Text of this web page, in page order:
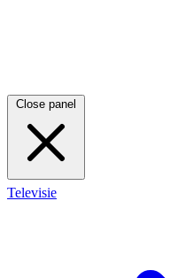
Close panel
Televisie